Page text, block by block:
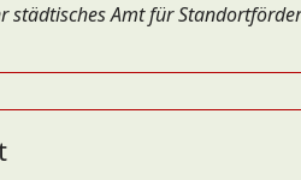
städtisches Amt für